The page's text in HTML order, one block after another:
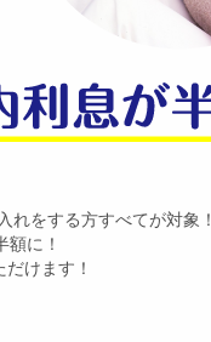
れをする方すべてが対象！
に！
けます！